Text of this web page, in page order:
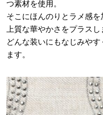
つ素材を使用。
そこにほんのりとラメ感
上質な華やかさをプラスし
どんな装いにもなじみや
ます。